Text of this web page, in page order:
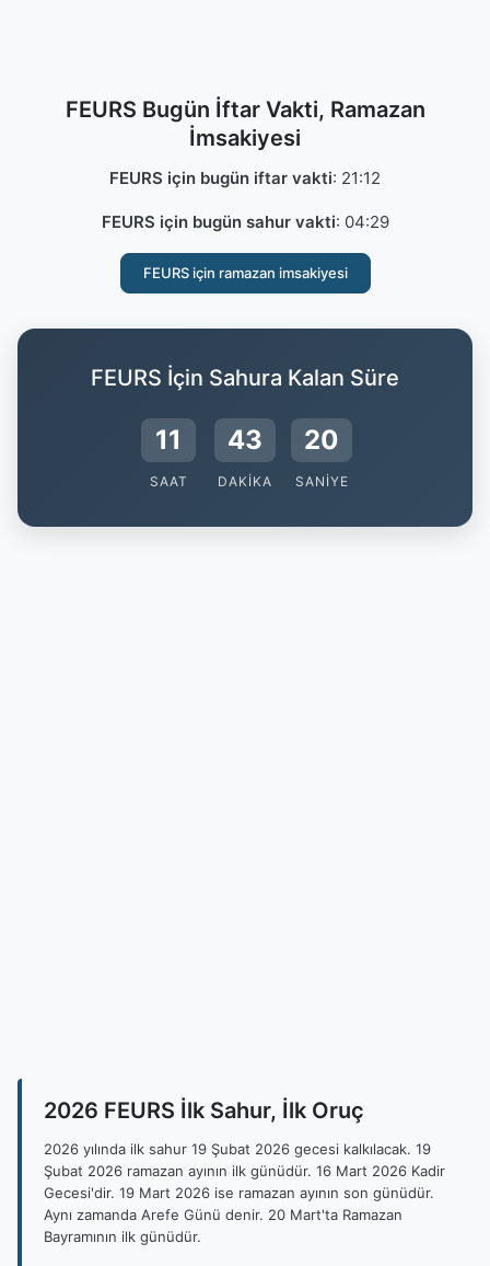
FEURS Bugün İftar Vakti, Ramazan
İmsakiyesi
FEURS için bugün iftar vakti: 21:12
FEURS için bugün sahur vakti: 04:29
FEURS için ramazan imsakiyesi
FEURS İçin Sahura Kalan Süre
11
SAAT
43
DAKIKA
19
SANIYE
2026 FEURS İlk Sahur, İlk Oruç
2026 yılında ilk sahur 19 Şubat 2026 gecesi kalkılacak. 19
Şubat 2026 ramazan ayının ilk günüdür. 16 Mart 2026 Kadir
Gecesi'dir. 19 Mart 2026 ise ramazan ayının son günüdür.
Aynı zamanda Arefe Günü denir. 20 Mart'ta Ramazan
Bayramının ilk günüdür.